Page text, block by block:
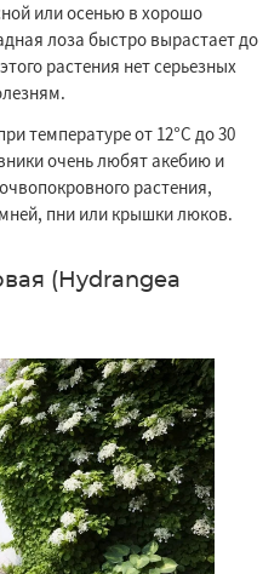
или осенью в хорошо
лоза быстро вырастает до
растения нет серьезных
температуре от 12°C до 30
очень любят акебию и
растения,
пни или крышки люков.
(Hydrangea